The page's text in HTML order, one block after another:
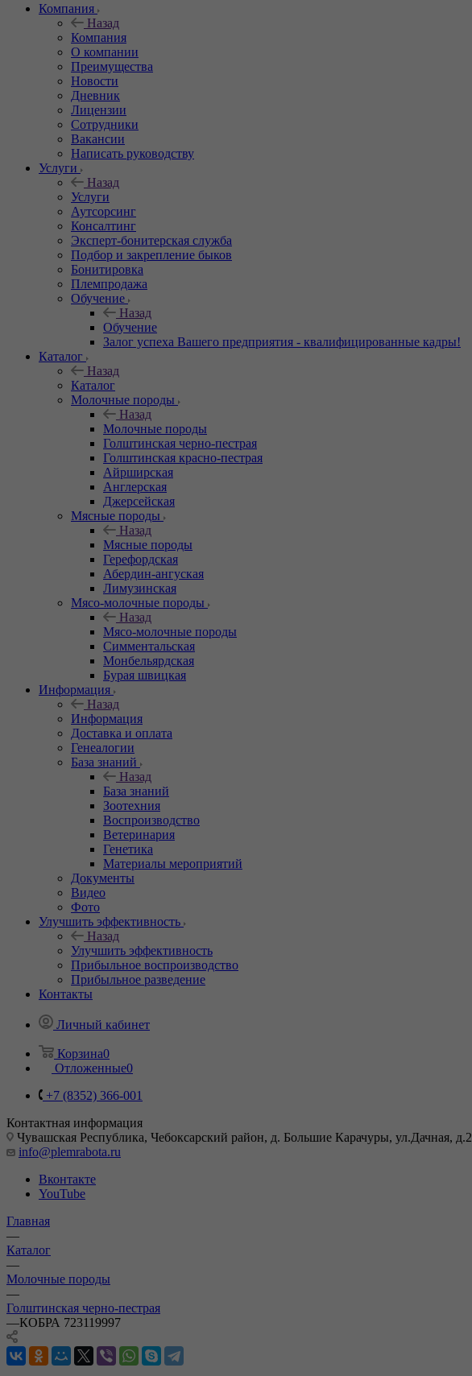
Компания
Назад
Компания
О компании
Преимущества
Новости
Дневник
Лицензии
Сотрудники
Вакансии
Написать руководству
Услуги
Назад
Услуги
Аутсорсинг
Консалтинг
Эксперт-бонитерская служба
Подбор и закрепление быков
Бонитировка
Племпродажа
Обучение
Назад
Обучение
Залог успеха Вашего предприятия - квалифицированные кадры!
Каталог
Назад
Каталог
Молочные породы
Назад
Молочные породы
Голштинская черно-пестрая
Голштинская красно-пестрая
Айрширская
Англерская
Джерсейская
Мясные породы
Назад
Мясные породы
Герефордская
Абердин-ангуская
Лимузинская
Мясо-молочные породы
Назад
Мясо-молочные породы
Симментальская
Монбельярдская
Бурая швицкая
Информация
Назад
Информация
Доставка и оплата
Генеалогии
База знаний
Назад
База знаний
Зоотехния
Воспроизводство
Ветеринария
Генетика
Материалы мероприятий
Документы
Видео
Фото
Улучшить эффективность
Назад
Улучшить эффективность
Прибыльное воспроизводство
Прибыльное разведение
Контакты
Личный кабинет
Корзина0
Отложенные0
+7 (8352) 366-001
Контактная информация
Чувашская Республика, Чебоксарский район, д. Большие Карачуры, ул.Дачная, д.2
info@plemrabota.ru
Вконтакте
YouTube
Главная
—
Каталог
—
Молочные породы
—
Голштинская черно-пестрая
—КОБРА 723119997